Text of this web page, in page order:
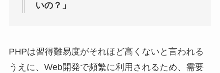
いの？」
PHPは習得難易度がそれほど高くないと言われる
うえに、Web開発で頻繁に利用されるため、需要